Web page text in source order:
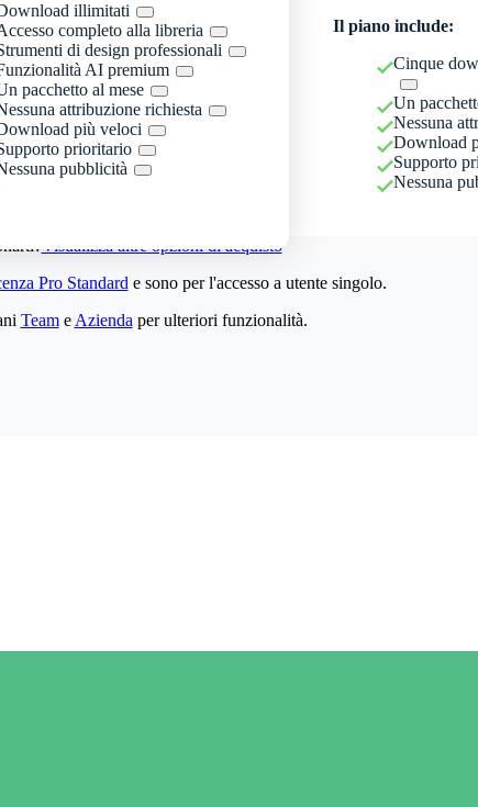
illimitati
completo alla libreria
di design professionali
AI premium
pacchetto al mese
attribuzione richiesta
più veloci
prioritario
pubblicità
Il piano include:
Cinque
Un
Nessuna
Download
Supporto
Nessuna
Visualizza altre opzioni di acquisto
Pro Standard e sono per l'accesso a utente singolo.
Teame Azienda per ulteriori funzionalità.